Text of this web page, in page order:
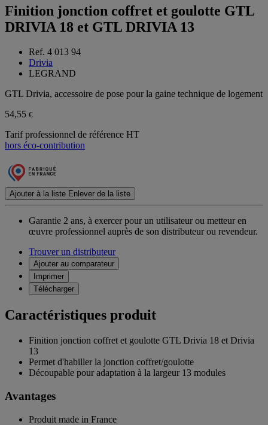
Finition jonction coffret et goulotte GTL
DRIVIA 18 et GTL DRIVIA 13
Ref. 4 013 94
Drivia
LEGRAND
GTL Drivia, accessoire de pose pour la gaine technique de logement
54,55 €
Tarif professionnel de référence HT
hors éco-contribution
Ajouter à la liste Enlever de la liste
Garantie 2 ans, à exercer pour un utilisateur ou metteur en
œuvre professionnel auprès de son distributeur ou revendeur.
Trouver un distributeur
Ajouter au comparateur
Imprimer
Télécharger
Caractéristiques produit
Finition jonction coffret et goulotte GTL Drivia 18 et Drivia
13
Permet d'habiller la jonction coffret/goulotte
Découpable pour adaptation à la largeur 13 modules
Avantages
Produit made in France